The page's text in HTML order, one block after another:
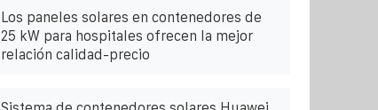
Los paneles solares en contenedores de
25 kW para hospitales ofrecen la mejor
relación calidad-precio